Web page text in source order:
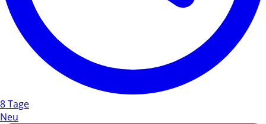
8 Tage
Neu